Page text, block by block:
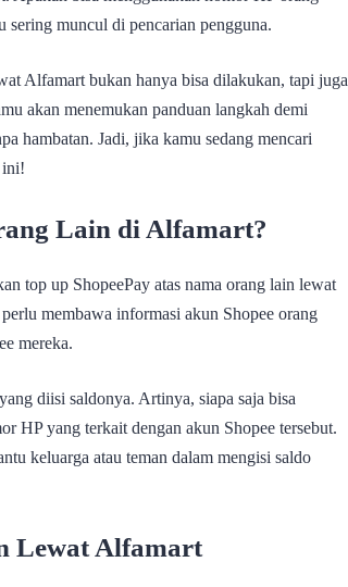
sering muncul di pencarian pengguna.
Alfamart bukan hanya bisa dilakukan, tapi juga
akan menemukan panduan langkah demi
hambatan. Jadi, jika kamu sedang mencari
ini!
Lain di Alfamart?
top up ShopeePay atas nama orang lain lewat
membawa informasi akun Shopee orang
mereka.
diisi saldonya. Artinya, siapa saja bisa
HP yang terkait dengan akun Shopee tersebut.
keluarga atau teman dalam mengisi saldo
Lewat Alfamart